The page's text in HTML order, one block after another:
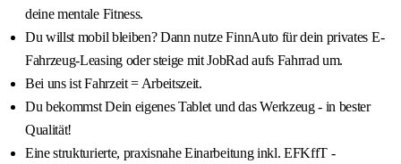
deine mentale Fitness.
Du willst mobil bleiben? Dann nutze FinnAuto für dein privates E-
Fahrzeug-Leasing oder steige mit JobRad aufs Fahrrad um.
Bei uns ist Fahrzeit = Arbeitszeit.
Du bekommst Dein eigenes Tablet und das Werkzeug - in bester
Qualität!
Eine strukturierte, praxisnahe Einarbeitung inkl. EFKffT -